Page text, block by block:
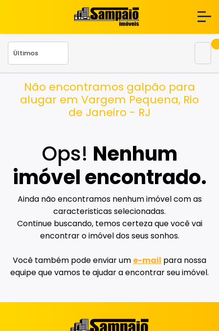
Não encontramos galpão para
alugar em Vargem Pequena, Rio
de Janeiro - RJ
Ops! Nenhum
imóvel encontrado.
Ainda não encontramos nenhum imóvel com as
caracteristicas selecionadas.
Continue buscando, temos certeza que você vai
encontrar o imóvel dos seus sonhos.
Você também pode enviar um e-mail para nossa
equipe que vamos te ajudar a encontrar seu imóvel.